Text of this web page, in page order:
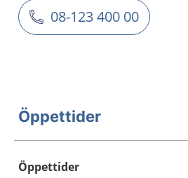
08-123 400 00
Öppettider
Öppettider